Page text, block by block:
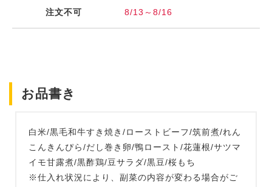
注文不可 8/13～8/16
お品書き
白米/黒毛和牛すき焼き/ローストビーフ/筑前煮/れん
こんきんぴら/だし巻き卵/鴨ロースト/花蓮根/サツマ
イモ甘露煮/黒酢鶏/豆サラダ/黒豆/桜もち
※仕入れ状況により、副菜の内容が変わる場合がご